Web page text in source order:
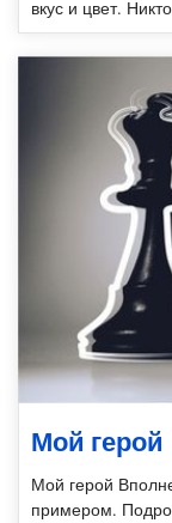
вкус и цвет.
Мой герой
Мой герой
примером.